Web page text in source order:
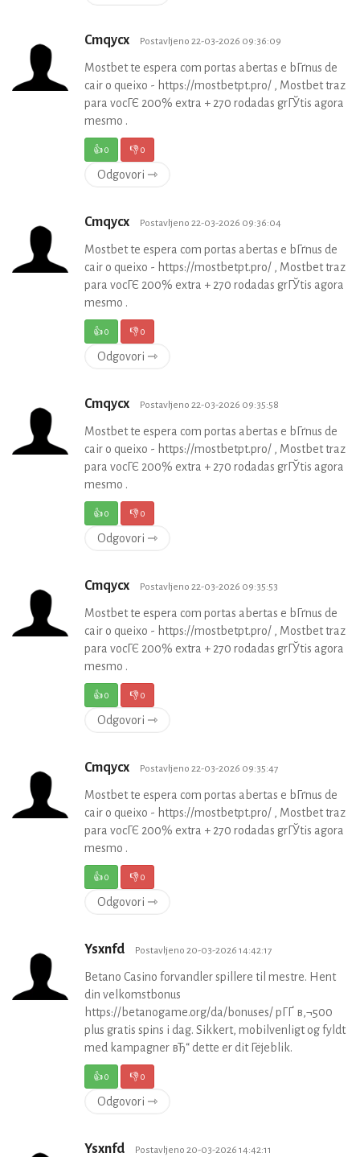
Cmqycx Postavljeno 22-03-2026 09:36:09
Mostbet te espera com portas abertas e bГґnus de
cair o queixo - https://mostbetpt.pro/ , Mostbet traz
para vocГЄ 200% extra + 270 rodadas grГЎtis agora
mesmo .
👍0 👎0
Odgovori ⇾
Cmqycx Postavljeno 22-03-2026 09:36:04
Mostbet te espera com portas abertas e bГґnus de
cair o queixo - https://mostbetpt.pro/ , Mostbet traz
para vocГЄ 200% extra + 270 rodadas grГЎtis agora
mesmo .
👍0 👎0
Odgovori ⇾
Cmqycx Postavljeno 22-03-2026 09:35:58
Mostbet te espera com portas abertas e bГґnus de
cair o queixo - https://mostbetpt.pro/ , Mostbet traz
para vocГЄ 200% extra + 270 rodadas grГЎtis agora
mesmo .
👍0 👎0
Odgovori ⇾
Cmqycx Postavljeno 22-03-2026 09:35:53
Mostbet te espera com portas abertas e bГґnus de
cair o queixo - https://mostbetpt.pro/ , Mostbet traz
para vocГЄ 200% extra + 270 rodadas grГЎtis agora
mesmo .
👍0 👎0
Odgovori ⇾
Cmqycx Postavljeno 22-03-2026 09:35:47
Mostbet te espera com portas abertas e bГґnus de
cair o queixo - https://mostbetpt.pro/ , Mostbet traz
para vocГЄ 200% extra + 270 rodadas grГЎtis agora
mesmo .
👍0 👎0
Odgovori ⇾
Ysxnfd Postavljeno 20-03-2026 14:42:17
Betano Casino forvandler spillere til mestre. Hent
din velkomstbonus
https://betanogame.org/da/bonuses/ pГҐ в‚¬500
plus gratis spins i dag. Sikkert, mobilvenligt og fyldt
med kampagner вЂ“ dette er dit Гёjeblik.
👍0 👎0
Odgovori ⇾
Ysxnfd Postavljeno 20-03-2026 14:42:11